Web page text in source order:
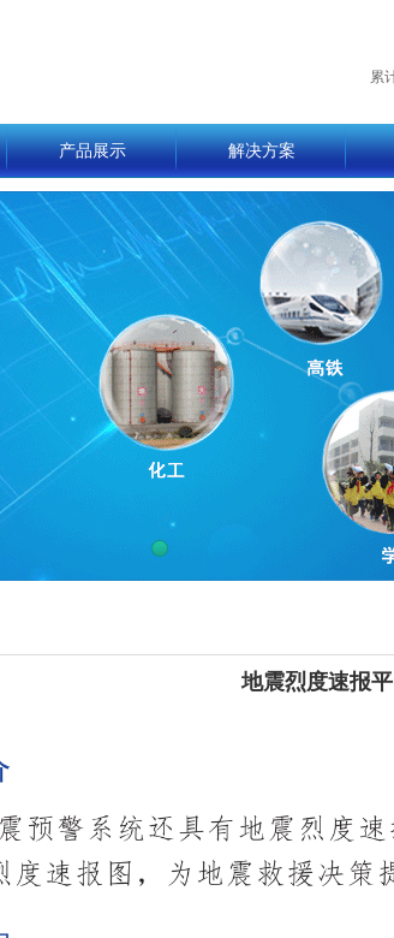
累
产品展示 解决方案
地震烈度速报